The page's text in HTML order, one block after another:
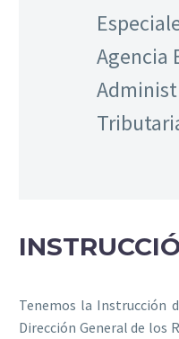
Agencia
Tenemos la Instrucción
Dirección General de los